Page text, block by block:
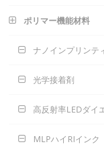
ポリマー機能材料
ナノインプリンテ
光学接着剤
高反射率LEDダイ
MLPハイRIインク